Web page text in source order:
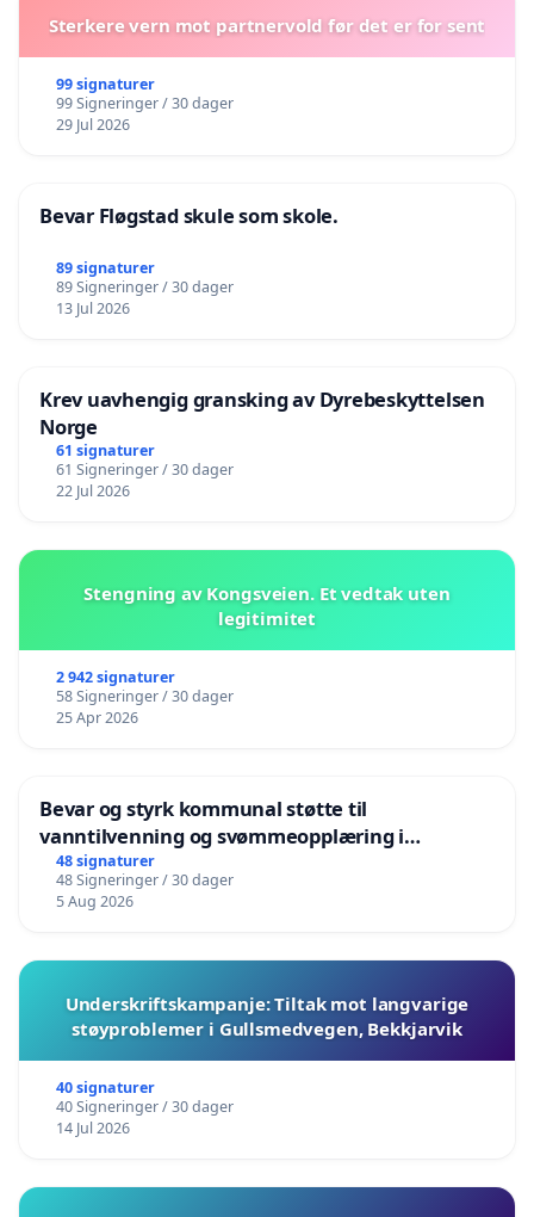
Sterkere vern mot partnervold før det er for sent
99 signaturer
99 Signeringer / 30 dager
29 Jul 2026
Bevar Fløgstad skule som skole.
89 signaturer
89 Signeringer / 30 dager
13 Jul 2026
Krev uavhengig gransking av Dyrebeskyttelsen
Norge
61 signaturer
61 Signeringer / 30 dager
22 Jul 2026
Stengning av Kongsveien. Et vedtak uten
legitimitet
2 942 signaturer
58 Signeringer / 30 dager
25 Apr 2026
Bevar og styrk kommunal støtte til
vanntilvenning og svømmeopplæring i
barnehagene i Haugesund
48 signaturer
48 Signeringer / 30 dager
5 Aug 2026
Underskriftskampanje: Tiltak mot langvarige
støyproblemer i Gullsmedvegen, Bekkjarvik
40 signaturer
40 Signeringer / 30 dager
14 Jul 2026